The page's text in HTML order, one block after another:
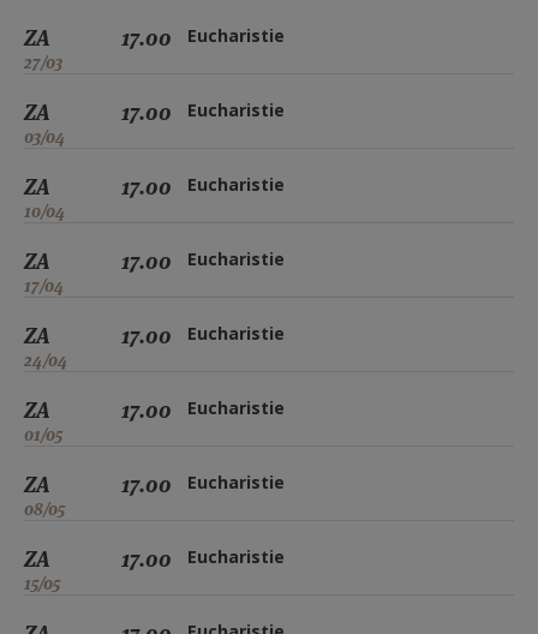
ZA
27/03
17.00 Eucharistie
ZA
03/04
17.00 Eucharistie
ZA
10/04
17.00 Eucharistie
ZA
17/04
17.00 Eucharistie
ZA
24/04
17.00 Eucharistie
ZA
01/05
17.00 Eucharistie
ZA
08/05
17.00 Eucharistie
ZA
15/05
17.00 Eucharistie